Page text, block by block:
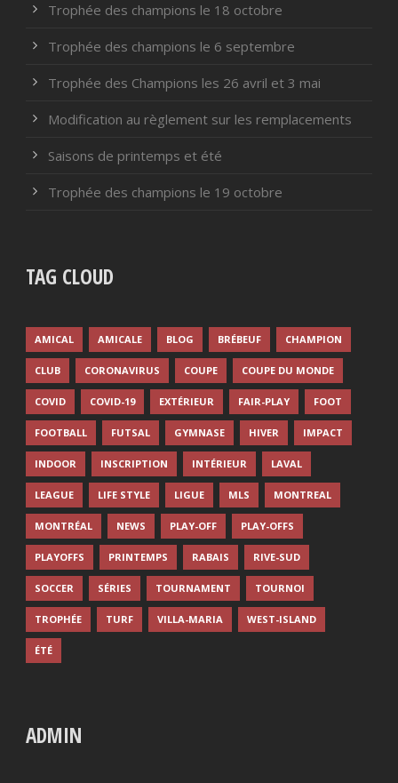
Trophée des champions le 18 octobre
Trophée des champions le 6 septembre
Trophée des Champions les 26 avril et 3 mai
Modification au règlement sur les remplacements
Saisons de printemps et été
Trophée des champions le 19 octobre
TAG CLOUD
AMICAL AMICALE BLOG BRÉBEUF CHAMPION
CLUB CORONAVIRUS COUPE COUPE DU MONDE
COVID COVID-19 EXTÉRIEUR FAIR-PLAY FOOT
FOOTBALL FUTSAL GYMNASE HIVER IMPACT
INDOOR INSCRIPTION INTÉRIEUR LAVAL
LEAGUE LIFE STYLE LIGUE MLS MONTREAL
MONTRÉAL NEWS PLAY-OFF PLAY-OFFS
PLAYOFFS PRINTEMPS RABAIS RIVE-SUD
SOCCER SÉRIES TOURNAMENT TOURNOI
TROPHÉE TURF VILLA-MARIA WEST-ISLAND
ÉTÉ
ADMIN